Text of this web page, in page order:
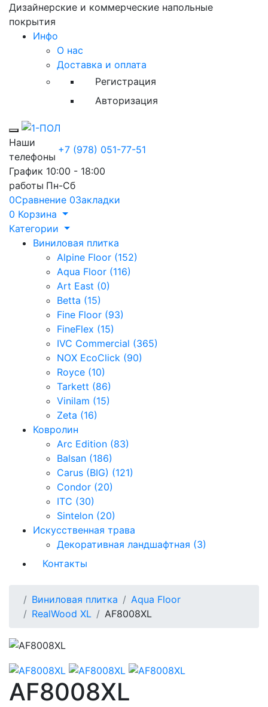
Дизайнерские и коммерческие напольные
покрытия
Инфо
О нас
Доставка и оплата
Регистрация
Авторизация
Toggle mobile menu
Наши
телефоны
+7 (978) 051-77-51
График
работы
10:00 - 18:00
Пн-Сб
0Сравнение 0Закладки
0 Корзина
Категории
Виниловая плитка
Alpine Floor (152)
Aqua Floor (116)
Art East (0)
Betta (15)
Fine Floor (93)
FineFlex (15)
IVC Commercial (365)
NOX EcoClick (90)
Royce (10)
Tarkett (86)
Vinilam (15)
Zeta (16)
Ковролин
Arc Edition (83)
Balsan (186)
Carus (BIG) (121)
Condor (20)
ITC (30)
Sintelon (20)
Искусственная трава
Декоративная ландшафтная (3)
Контакты
Виниловая плитка
Aqua Floor
RealWood XL
AF8008XL
AF8008XL